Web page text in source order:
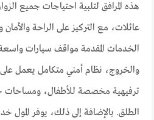
هذه المرافق لتلبية احتياجات جميع
عائلات، مع التركيز على الراحة
الخدمات المقدمة مواقف سيارات
والخروج، نظام أمني متكامل يعمل
ترفيهية مخصصة للأطفال، ومساحات
الطلق. بالإضافة إلى ذلك، يوفر المول